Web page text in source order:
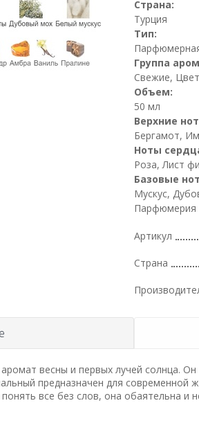
Страна:
Турция
Тип:
Группа
Свежие,
Объем:
50 мл
Верхние
Бергамот,
Ноты
Роза, Лист
Базовые
Мускус,
Парфюмерия
Артикул
Страна
весны и первых лучей солнца.
предназначен для современной
все без слов, она обаятельна и